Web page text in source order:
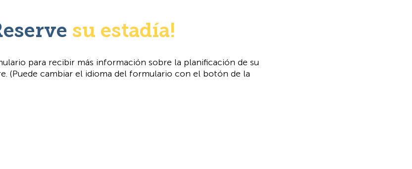
su estadía!
para recibir más información sobre la planificación de su
(Puede cambiar el idioma del formulario con el botón de la